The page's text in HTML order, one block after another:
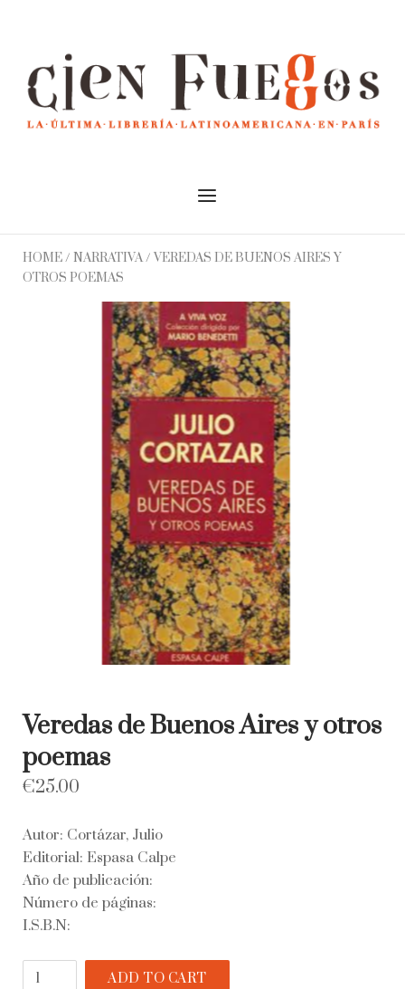
Menu
HOME/ NARRATIVA/ VEREDAS DE BUENOS AIRES Y
OTROS POEMAS
Veredas de Buenos Aires y otros
poemas
€25.00
Autor: Cortázar, Julio
Editorial: Espasa Calpe
Año de publicación:
Número de páginas:
I.S.B.N:
Veredas
ADD TO CART